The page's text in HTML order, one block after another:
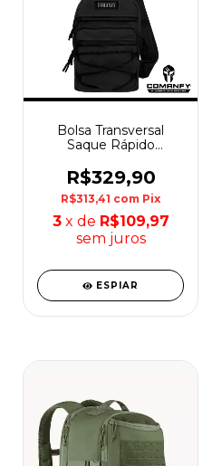
Bolsa Transversal
Saque Rápido
R$329,90
R$313,41 com Pix
3 x de R$109,97
sem juros
ESPIAR